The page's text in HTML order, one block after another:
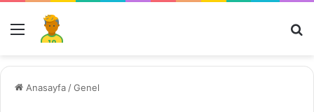
Menü
Anasayfa /Genel